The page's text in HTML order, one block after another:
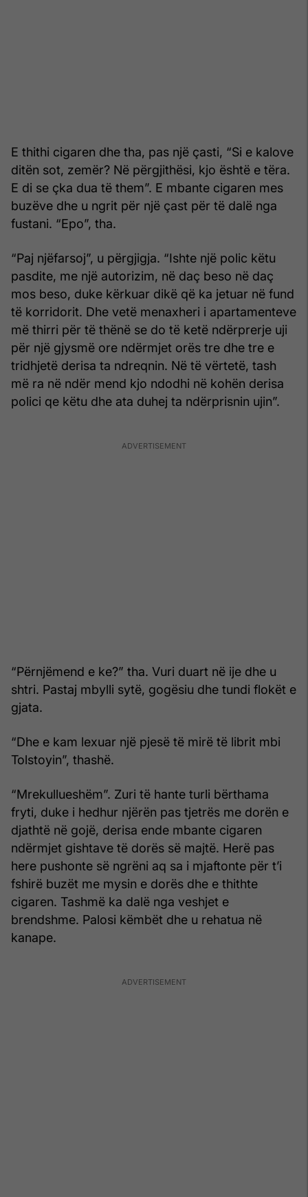
E thithi cigaren dhe tha, pas një çasti, “Si e kalove
ditën sot, zemër? Në përgjithësi, kjo është e tëra.
E di se çka dua të them”. E mbante cigaren mes
buzëve dhe u ngrit për një çast për të dalë nga
fustani. “Epo”, tha.
“Paj njëfarsoj”, u përgjigja. “Ishte një polic këtu
pasdite, me një autorizim, në daç beso në daç
mos beso, duke kërkuar dikë që ka jetuar në fund
të korridorit. Dhe vetë menaxheri i apar­tamenteve
më thirri për të thënë se do të ketë ndërprerje uji
për një gjysmë ore ndërmjet orës tre dhe tre e
tridhjetë derisa ta ndreqnin. Në të vërtetë, tash
më ra në ndër mend kjo ndodhi në kohën derisa
polici qe këtu dhe ata duhej ta ndërprisnin ujin”.
“Përnjëmend e ke?” tha. Vuri duart në ije dhe u
shtri. Pastaj mbylli sytë, gogësiu dhe tundi flokët e
gjata.
“Dhe e kam lexuar një pjesë të mirë të librit mbi
Tolstoyin”, thashë.
“Mrekullueshëm”. Zuri të hante turli bërthama
fryti, duke i hedhur njërën pas tjetrës me dorën e
djathtë në gojë, derisa ende mbante cigaren
ndërmjet gishtave të dorës së majtë. Herë pas
here pushonte së ngrëni aq sa i mjaftonte për t’i
fshirë buzët me mysin e dorës dhe e thithte
cigaren. Tashmë ka dalë nga veshjet e
brendshme. Palosi këmbët dhe u rehatua në
kanape.